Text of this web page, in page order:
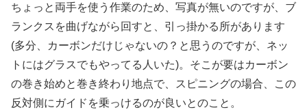
ちょっと両手を使う作業のため、写真が無いのですが、ブ
ランクスを曲げながら回すと、引っ掛かる所があります
(多分、カーボンだけじゃないの？と思うのですが、ネッ
トにはグラスでもやってる人いた)。そこが要はカーボン
の巻き始めと巻き終わり地点で、スピニングの場合、この
反対側にガイドを乗っけるのが良いとのこと。